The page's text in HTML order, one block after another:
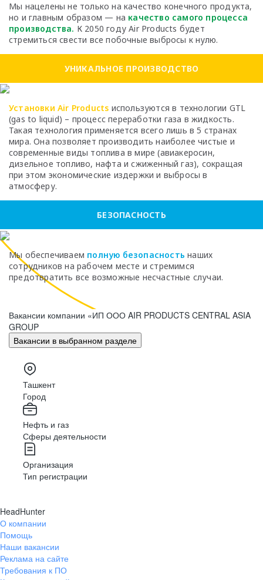
Мы нацелены не только на качество конечного продукта,
но и главным образом — на качество самого процесса
производства. К 2050 году Air Products будет
стремитьсясвести все побочные выбросы к нулю.
УНИКАЛЬНОЕ ПРОИЗВОДСТВО
Установки Air Products используются в технологии GTL
(gas to liquid) – процесс переработки газа в жидкость.
Такая технология применяется всего лишь в 5 странах
мира. Она позволяет производить наиболее чистые и
современные виды топлива в мире (авиакеросин,
дизельное топливо, нафта и сжиженный газ), сокращая
при этом экономические издержки и выбросы в
атмосферу.
БЕЗОПАСНОСТЬ
Мы обеспечиваем полную безопасность наших
сотрудников на рабочем месте и стремимся
предотвратить все возможные несчастные случаи.
Вакансии компании «ИП ООО AIR PRODUCTS CENTRAL ASIA
GROUP
Вакансии в выбранном разделе
Ташкент
Город
Нефть и газ
Сферы деятельности
Организация
Тип регистрации
HeadHunter
О компании
Помощь
Наши вакансии
Реклама на сайте
Требования к ПО